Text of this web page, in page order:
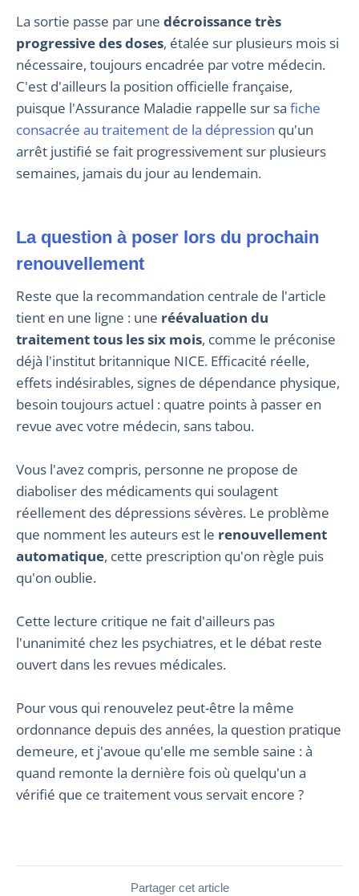
La sortie passe par une décroissance très
progressive des doses, étalée sur plusieurs mois si
nécessaire, toujours encadrée par votre médecin.
C'est d'ailleurs la position officielle française,
puisque l'Assurance Maladie rappelle sur sa fiche
consacrée au traitement de la dépression qu'un
arrêt justifié se fait progressivement sur plusieurs
semaines, jamais du jour au lendemain.
La question à poser lors du prochain
renouvellement
Reste que la recommandation centrale de l'article
tient en une ligne : une réévaluation du
traitement tous les six mois, comme le préconise
déjà l'institut britannique NICE. Efficacité réelle,
effets indésirables, signes de dépendance physique,
besoin toujours actuel : quatre points à passer en
revue avec votre médecin, sans tabou.
Vous l'avez compris, personne ne propose de
diaboliser des médicaments qui soulagent
réellement des dépressions sévères. Le problème
que nomment les auteurs est le renouvellement
automatique, cette prescription qu'on règle puis
qu'on oublie.
Cette lecture critique ne fait d'ailleurs pas
l'unanimité chez les psychiatres, et le débat reste
ouvert dans les revues médicales.
Pour vous qui renouvelez peut-être la même
ordonnance depuis des années, la question pratique
demeure, et j'avoue qu'elle me semble saine : à
quand remonte la dernière fois où quelqu'un a
vérifié que ce traitement vous servait encore ?
Partager cet article